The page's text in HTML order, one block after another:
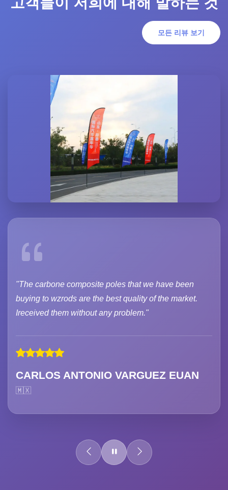
모든 리뷰 보기
"The carbone composite poles that we have been
buying to wzrods are the best quality of the market.
Ireceived them without any problem."
CARLOS ANTONIO VARGUEZ EUAN
🇲🇽